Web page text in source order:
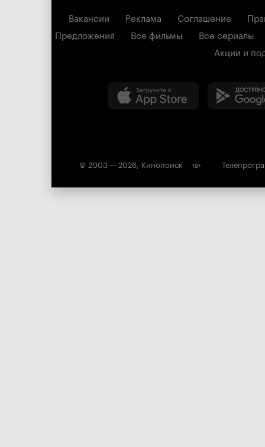
Вакансии Реклама Соглашение
Предложения
Все фильмы
Все сериалы
Акции и
© 2003 — 2026, Кинопоиск 18+